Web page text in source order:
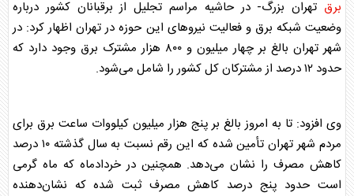
برق تهران بزرگ- در حاشیه مراسم تجلیل از برقبانان کشور درباره
وضعیت شبکه برق و فعالیت نیروهای این حوزه در تهران اظهار کرد: در
شهر تهران بالغ بر چهار میلیون و ۸۰۰ هزار مشترک
برق وجود دارد که
حدود ۱۲ درصد از مشترکان کل کشور را شامل می‌شود.
وی افزود: تا به امروز بالغ بر پنج هزار میلیون کیلووات ساعت برق برای
مردم شهر تهران تأمین شده که این رقم نسبت به سال گذشته ۱۰ درصد
کاهش مصرف را نشان می‌دهد. همچنین در خردادماه که ماه گرمی
است حدود پنج درصد کاهش مصرف ثبت شده که نشان‌دهنده